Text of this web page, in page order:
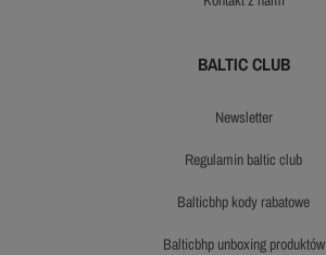
BALTIC CLUB
newsletter
regulamin baltic club
balticbhp kody rabatowe
balticbhp unboxing produktów